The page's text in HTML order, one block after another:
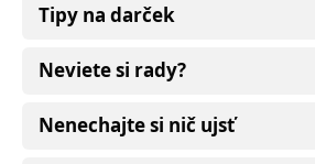
Tipy na darček
Neviete si rady?
Nenechajte si nič ujsť